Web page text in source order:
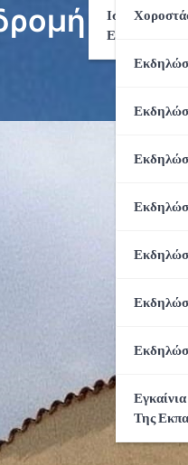
Ιστορικό
Εκδηλώσεων
Της
στην